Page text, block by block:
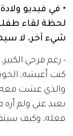
• في فيديو
لحظة لقاء
شيء آخر، لا
- رغم فرحي
كنت أعيشه،
والذي عشت معه
بعيد عني ولم أره
فعله، وكيف